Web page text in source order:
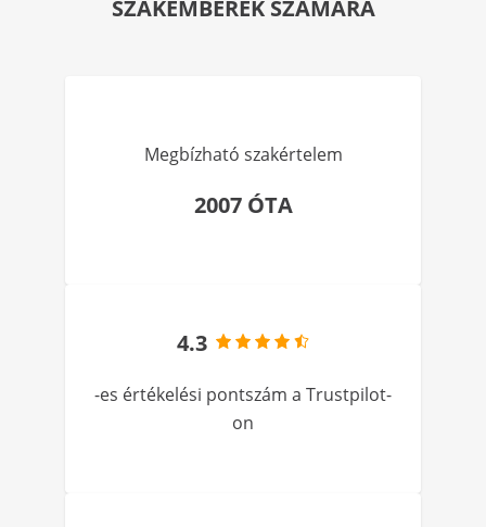
SZAKEMBEREK SZÁMÁRA
Megbízható szakértelem
2007 ÓTA
4.3
-es értékelési pontszám a Trustpilot-
on